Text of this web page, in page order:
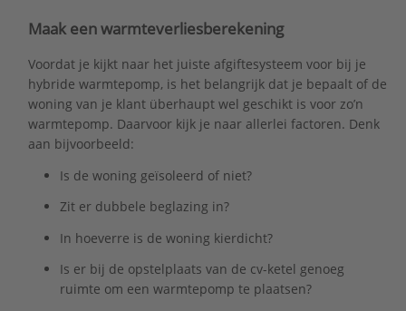
Maak een warmteverliesberekening
Voordat je kijkt naar het juiste afgiftesysteem voor bij je
hybride warmtepomp, is het belangrijk dat je bepaalt of de
woning van je klant überhaupt wel geschikt is voor zo’n
warmtepomp. Daarvoor kijk je naar allerlei factoren. Denk
aan bijvoorbeeld:
Is de woning geïsoleerd of niet?
Zit er dubbele beglazing in?
In hoeverre is de woning kierdicht?
Is er bij de opstelplaats van de cv-ketel genoeg
ruimte om een warmtepomp te plaatsen?